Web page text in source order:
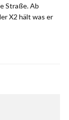
Straße. Ab
X2 hält was er